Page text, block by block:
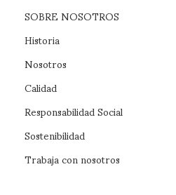
SOBRE NOSOTROS
Historia
Nosotros
Calidad
Responsabilidad Social
Sostenibilidad
Trabaja con nosotros